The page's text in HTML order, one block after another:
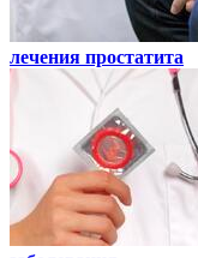
лечения простатита